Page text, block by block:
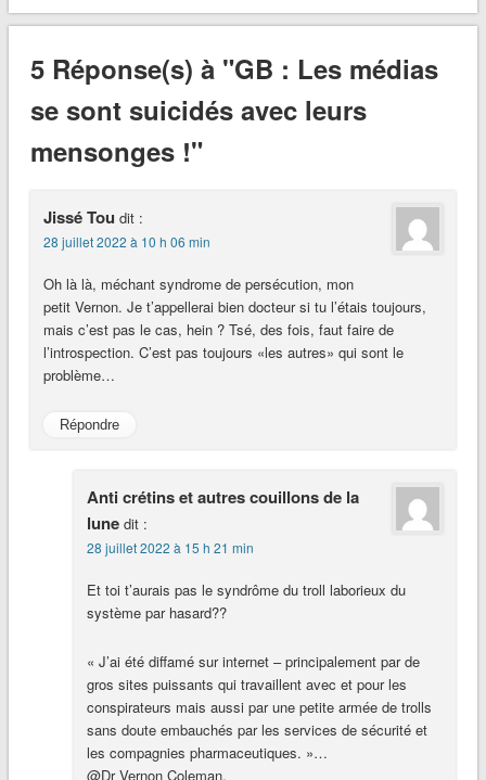
5 Réponse(s) à "GB : Les médias
se sont suicidés avec leurs
mensonges !"
Jissé Tou dit :
28 juillet 2022 à 10 h 06 min
Oh là là, méchant syndrome de persécution, mon
petit Vernon. Je t’appellerai bien docteur si tu l’étais toujours,
mais c’est pas le cas, hein ? Tsé, des fois, faut faire de
l’introspection. C’est pas toujours «les autres» qui sont le
problème…
Répondre
Anti crétins et autres couillons de la
lune dit :
28 juillet 2022 à 15 h 21 min
Et toi t’aurais pas le syndrôme du troll laborieux du
système par hasard??
« J’ai été diffamé sur internet – principalement par de
gros sites puissants qui travaillent avec et pour les
conspirateurs mais aussi par une petite armée de trolls
sans doute embauchés par les services de sécurité et
les compagnies pharmaceutiques. »…
@Dr Vernon Coleman.